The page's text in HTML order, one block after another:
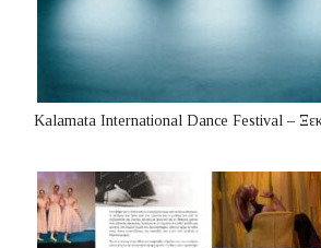
Kalamata International Dance Festival –